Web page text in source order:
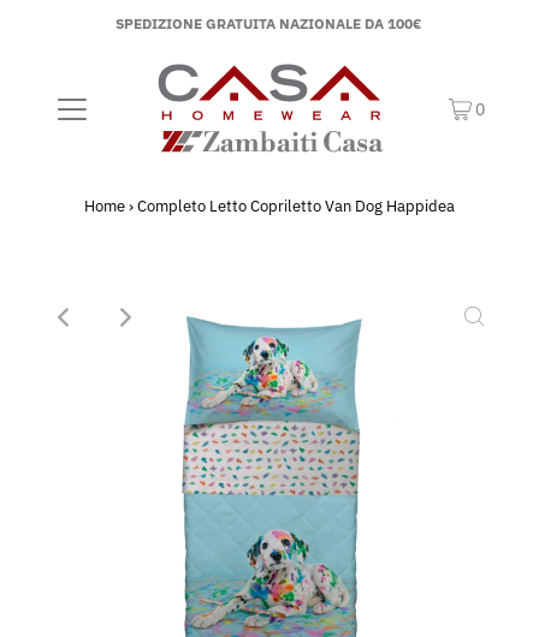
SPEDIZIONE GRATUITA NAZIONALE DA 100€
0
Home›Completo Letto Copriletto Van Dog Happidea